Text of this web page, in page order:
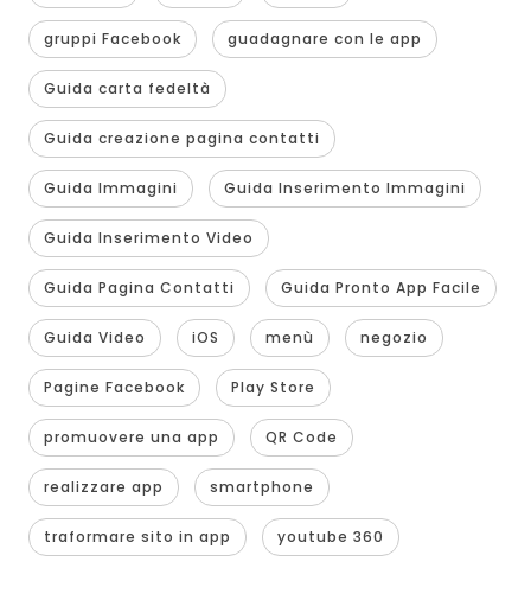
gruppi Facebook guadagnare con le app
Guida carta fedeltà
Guida creazione pagina contatti
Guida Immagini Guida Inserimento Immagini
Guida Inserimento Video
Guida Pagina Contatti Guida Pronto App Facile
Guida Video iOS menù negozio
Pagine Facebook Play Store
promuovere una app QR Code
realizzare app smartphone
traformare sito in app youtube 360